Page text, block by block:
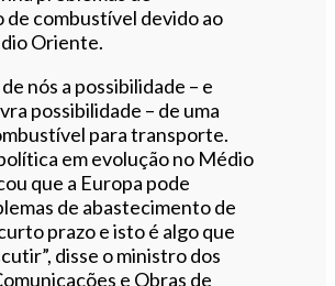
combustível devido ao
Oriente.
nós a possibilidade – e
possibilidade – de uma
para transporte.
em evolução no Médio
que a Europa pode
de abastecimento de
prazo e isto é algo que
disse o ministro dos
e Obras de